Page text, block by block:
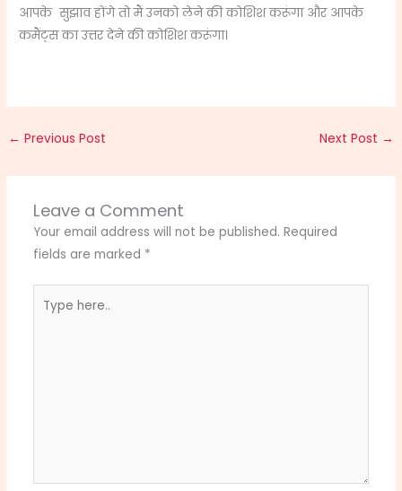
आपके सुझाव होंगे तो मैं उनको लेने की कोशिश करूंगा और आपके
कमैंट्स का उत्तर देने की कोशिश करूंगा।
← Previous Post Next Post →
Leave a Comment
Your email address will not be published. Required
fields are marked *
here..